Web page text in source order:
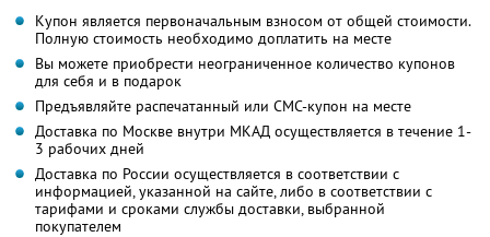
Купон является первоначальным взносом от общей стоимости.
Полную стоимость необходимо доплатить на месте
Вы можете приобрести неограниченное количество купонов
для себя и в подарок
Предъявляйте распечатанный или СМС-купон на месте
Доставка по Москве внутри МКАД осуществляется в течение 1-
3 рабочих дней
Доставка по России осуществляется в соответствии с
информацией, указанной на сайте, либо в соответствии с
тарифами и сроками службы доставки, выбранной
покупателем